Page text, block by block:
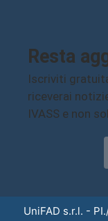
Resta
Iscriviti
riceverai
IVASS e non
UniFAD s.r.l. -